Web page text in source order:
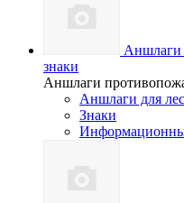
Аншлаги
знаки
Аншлаги
Аншлаги для
Знаки